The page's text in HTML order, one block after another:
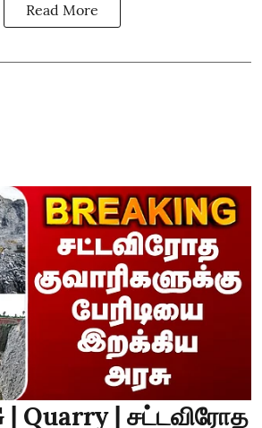
Read More
| Quarry | சட்டவிரோத